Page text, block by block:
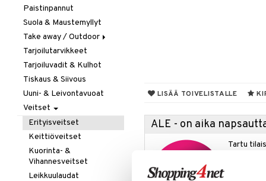
LISÄÄ TOIVELISTALLE
ALE - on aika
Tartu
Snapsi- & Aveclasit
Viinilasit
Whiskey- & Konjakkilasit
Syvät lautaset
Paistinpannut
Suola & Maustemyllyt
Take away / Outdoor
Eväslaatikot
Pullot
Termoskannut
Termosmukit
Tarjoilutarvikkeet
Tarjoiluvadit & Kulhot
Tiskaus & Siivous
Uuni- & Leivontavuoat
Veitset
Erityisveitset
Keittiöveitset
Kuorinta- &
Vihannesveitset
Leikkuulaudat